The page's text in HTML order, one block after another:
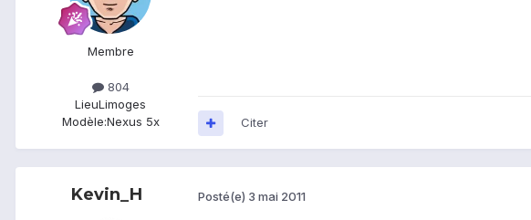
Membre
804
LieuLimoges
Modèle:Nexus 5x Citer
Kevin_H Posté(e) 3 mai 2011